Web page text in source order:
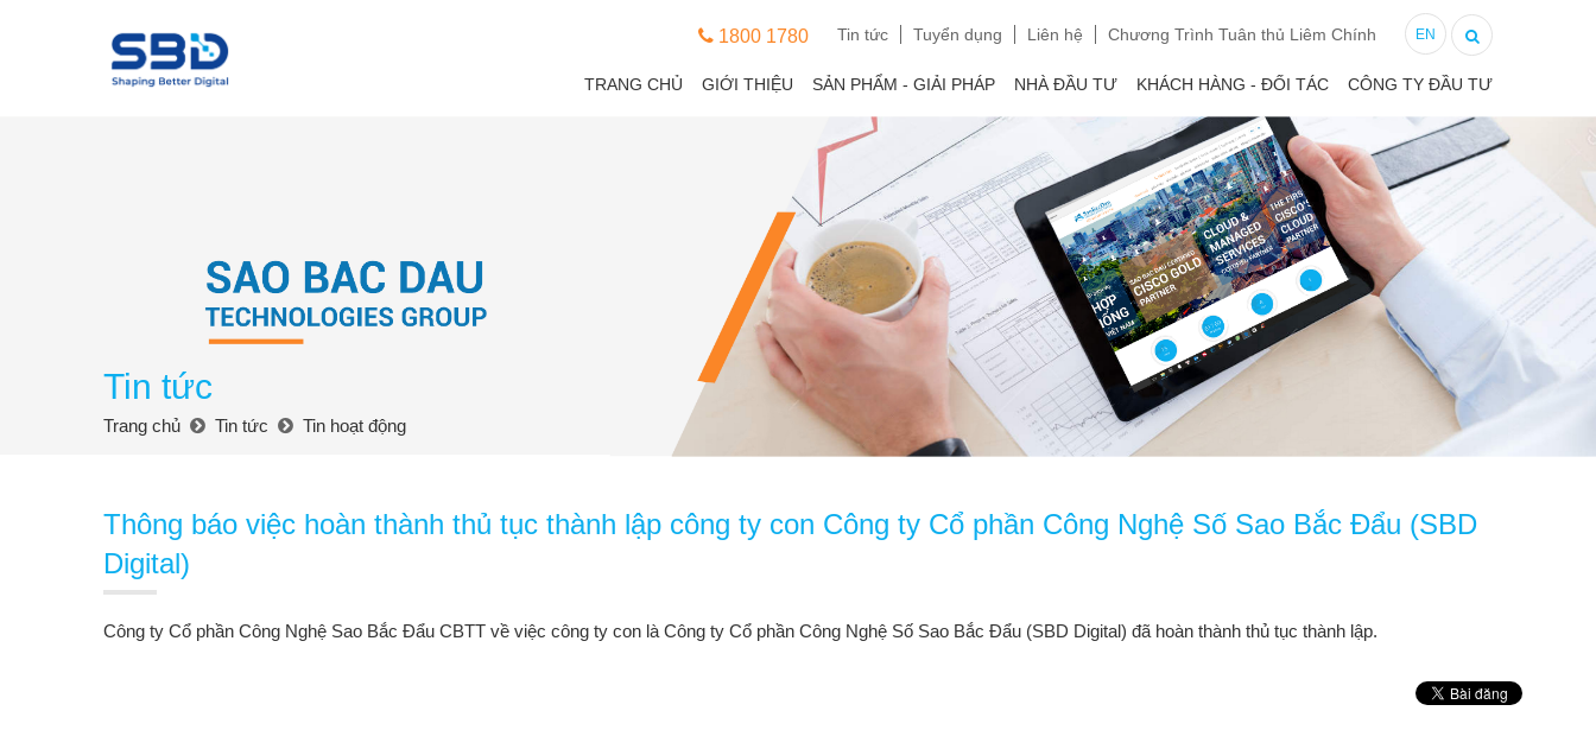
1800 1780 Tin tức Tuyển dụng Liên hệ Chương Trình Tuân thủ Liêm Chính EN
TRANG CHỦ GIỚI THIỆU SẢN PHẨM - GIẢI PHÁP NHÀ ĐẦU TƯ KHÁCH HÀNG - ĐỐI TÁC CÔNG TY ĐẦU TƯ
Tin tức
Trang chủ Tin tức Tin hoạt động
Thông báo việc hoàn thành thủ tục thành lập công ty con Công ty Cổ phần Công Nghệ Số Sao Bắc Đẩu (SBD
Digital)
Công ty Cổ phần Công Nghệ Sao Bắc Đẩu CBTT về việc công ty con là Công ty Cổ phần Công Nghệ Số Sao Bắc Đẩu (SBD Digital) đã hoàn thành thủ tục thành lập.